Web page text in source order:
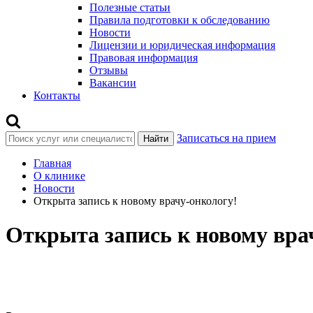
Полезные статьи
Правила подготовки к обследованию
Новости
Лицензии и юридическая информация
Правовая информация
Отзывы
Вакансии
Контакты
Найти Записаться на прием
Главная
О клинике
Новости
Открыта запись к новому врачу-онкологу!
Открыта запись к новому